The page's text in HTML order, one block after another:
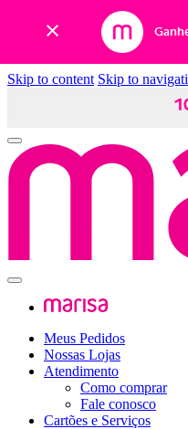
Skip to content Skip to
Meus Pedidos
Nossas Lojas
Atendimento
Como comprar
Fale conosco
Cartões e Serviços